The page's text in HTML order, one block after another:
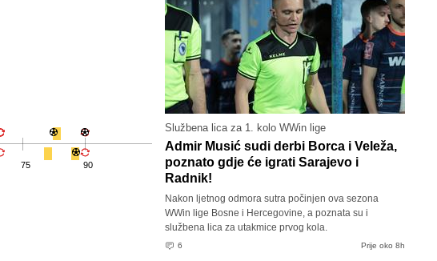
75 90
Službena lica za 1. kolo WWin lige
Admir Musić sudi derbi Borca i Veleža,
poznato gdje će igrati Sarajevo i
Radnik!
Nakon ljetnog odmora sutra počinjen ova sezona
WWin lige Bosne i Hercegovine, a poznata su i
službena lica za utakmice prvog kola.
6 Prije oko 8h